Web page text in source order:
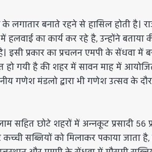
लगातार बनाते रहने से हासिल होती है।
हलवाई का कार्य कर रहे है, उन्होंने बताया
इसी प्रकार का प्रचलन एमपी के सेंधवा में
हो गयी है की शहर में सावन माह में
गणेश मंडलो द्वारा भी गणेश उत्सव के
सहित छोटे शहरों में अन्नकूट प्रसादी 56
सब्जियों को मिलाकर पकाया जाता